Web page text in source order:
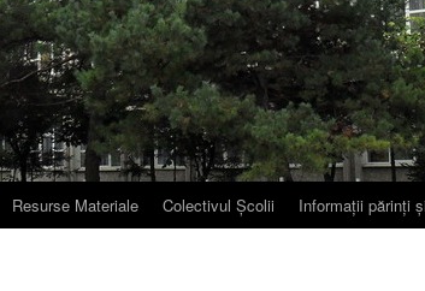
Resurse Materiale Colectivul Școlii Informații părinți